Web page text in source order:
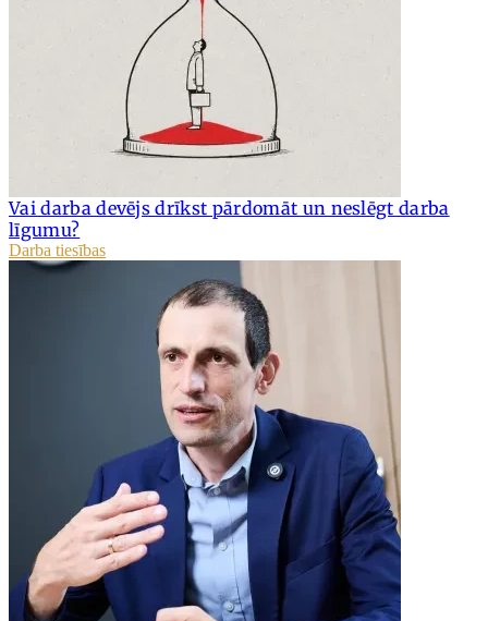
Vai darba devējs drīkst pārdomāt un neslēgt darba
līgumu?
Darba tiesības